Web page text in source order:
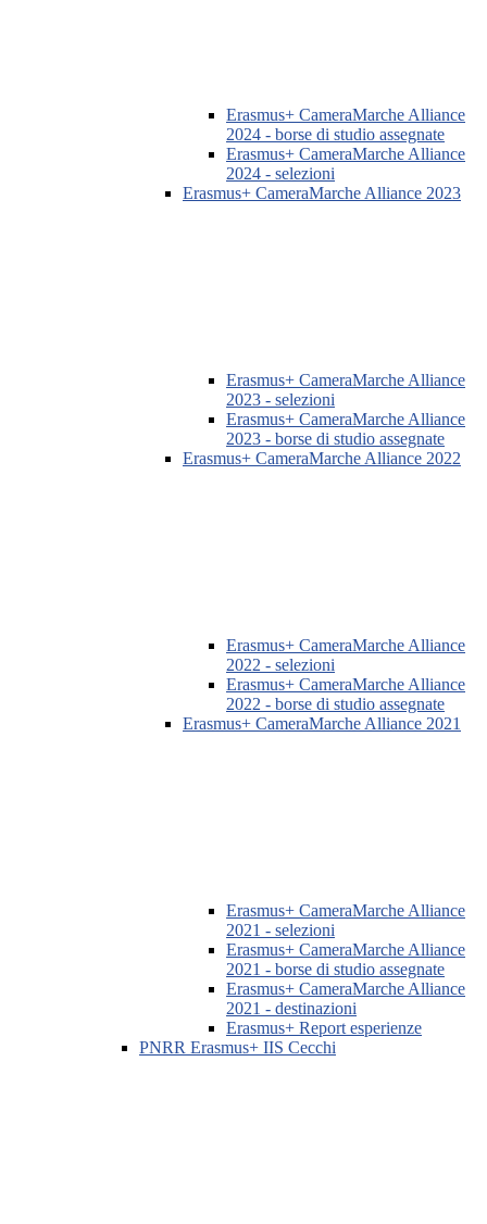
Erasmus+ CameraMarche Alliance
2024 - borse di studio assegnate
Erasmus+ CameraMarche Alliance
2024 - selezioni
Erasmus+ CameraMarche Alliance 2023
Erasmus+ CameraMarche Alliance
2023 - selezioni
Erasmus+ CameraMarche Alliance
2023 - borse di studio assegnate
Erasmus+ CameraMarche Alliance 2022
Erasmus+ CameraMarche Alliance
2022 - selezioni
Erasmus+ CameraMarche Alliance
2022 - borse di studio assegnate
Erasmus+ CameraMarche Alliance 2021
Erasmus+ CameraMarche Alliance
2021 - selezioni
Erasmus+ CameraMarche Alliance
2021 - borse di studio assegnate
Erasmus+ CameraMarche Alliance
2021 - destinazioni
Erasmus+ Report esperienze
PNRR Erasmus+ IIS Cecchi